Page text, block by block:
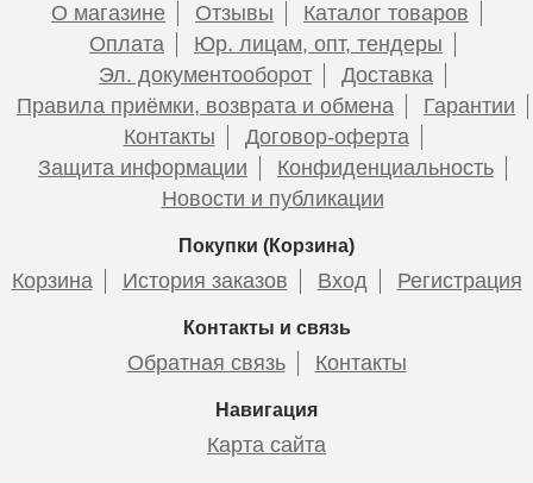
О магазине Отзывы
Каталог товаров
Оплата
Юр. лицам, опт, тендеры
Эл. документооборот
Доставка
Правила приёмки, возврата и обмена
Гарантии
Контакты
Договор-оферта
Защита информации
Конфиденциальность
Новости и публикации
Покупки (Корзина)
Корзина История заказов Вход Регистрация
Контакты и связь
Обратная связь Контакты
Навигация
Карта сайта